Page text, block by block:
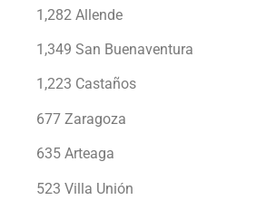
1,282 Allende
1,349 San Buenaventura
1,223 Castaños
677 Zaragoza
635 Arteaga
523 Villa Unión